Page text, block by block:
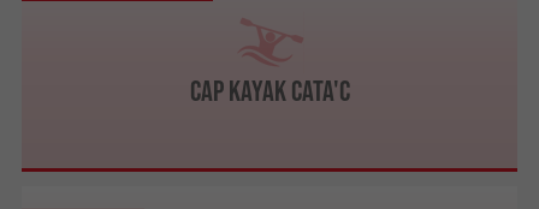
Cap Kayak Cata'C